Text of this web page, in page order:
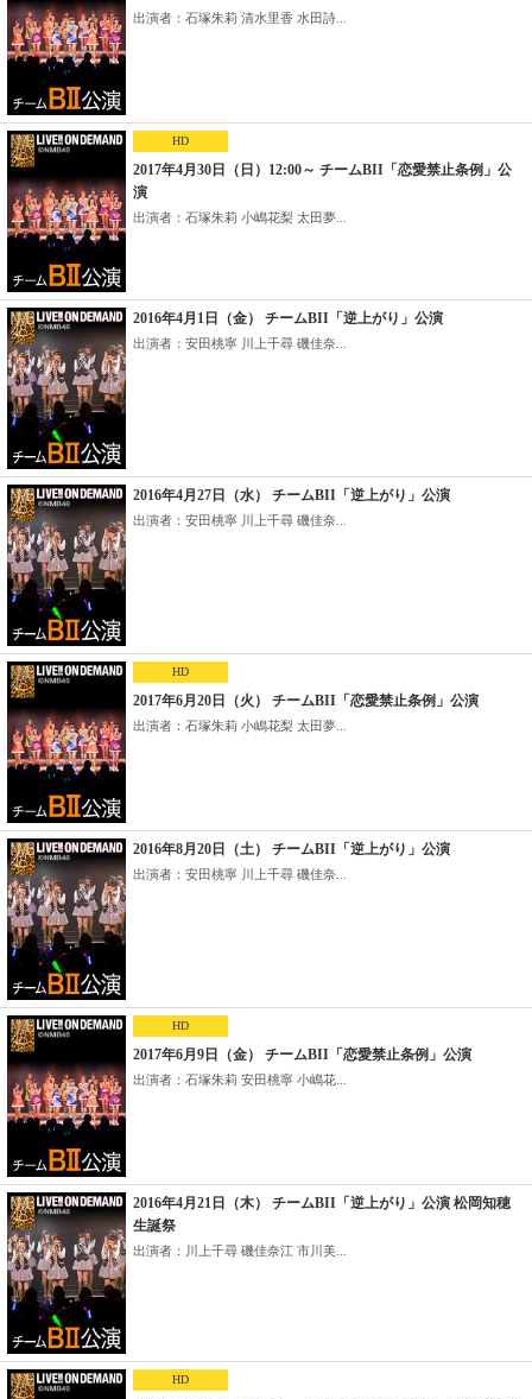
出演者：石塚朱莉 清水里香 水田詩...
HD
2017年4月30日（日）12:00～ チームBII「恋愛禁止条例」公
演
出演者：石塚朱莉 小嶋花梨 太田夢...
2016年4月1日（金） チームBII「逆上がり」公演
出演者：安田桃寧 川上千尋 磯佳奈...
2016年4月27日（水） チームBII「逆上がり」公演
出演者：安田桃寧 川上千尋 磯佳奈...
HD
2017年6月20日（火） チームBII「恋愛禁止条例」公演
出演者：石塚朱莉 小嶋花梨 太田夢...
2016年8月20日（土） チームBII「逆上がり」公演
出演者：安田桃寧 川上千尋 磯佳奈...
HD
2017年6月9日（金） チームBII「恋愛禁止条例」公演
出演者：石塚朱莉 安田桃寧 小嶋花...
2016年4月21日（木） チームBII「逆上がり」公演 松岡知穂
生誕祭
出演者：川上千尋 磯佳奈江 市川美...
HD